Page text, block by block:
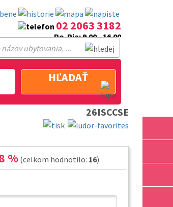
02 2063 3182
Po-Pia: 9.00 - 16.00
HĽADAŤ
26ISCCSE
% (celkom hodnotilo: 16)